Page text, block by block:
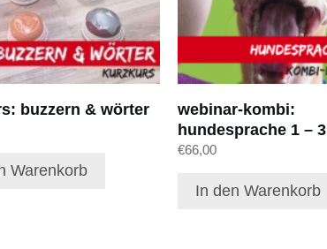
buzzern & wörter
Warenkorb
webinar-kombi:
hundesprache 1 – 3
€66,00
In den Warenkorb